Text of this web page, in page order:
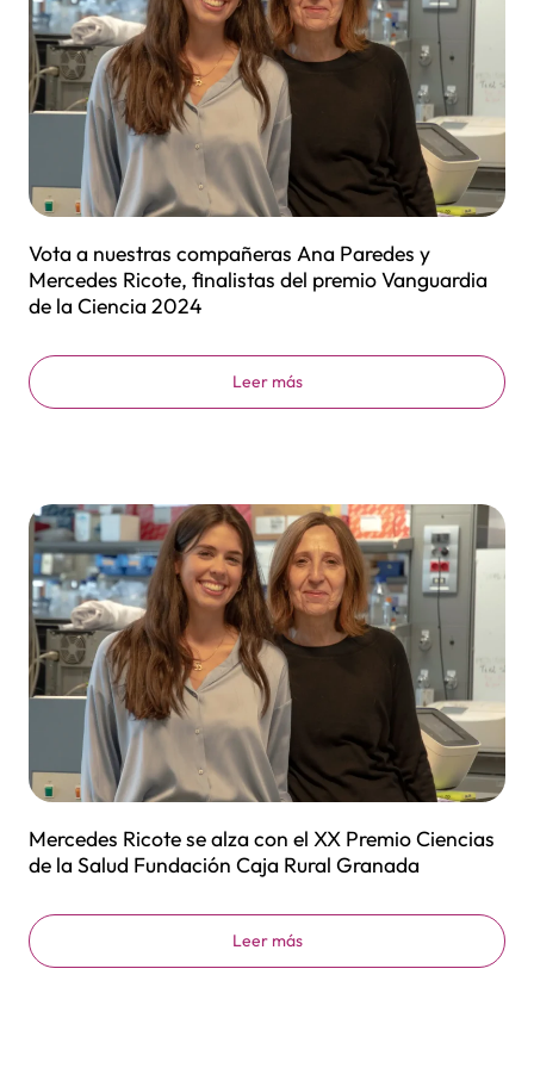
Vota a nuestras compañeras Ana Paredes y
Mercedes Ricote, finalistas del premio Vanguardia
de la Ciencia 2024
Leer más
Mercedes Ricote se alza con el XX Premio Ciencias
de la Salud Fundación Caja Rural Granada
Leer más